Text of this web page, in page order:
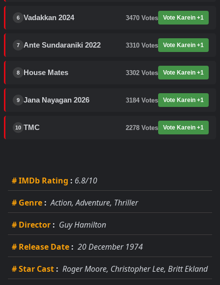
6 Vadakkan 2024 3470 Votes Vote Karein +1
7 Ante Sundaraniki 2022 3310 Votes Vote Karein +1
8 House Mates 3302 Votes Vote Karein +1
9 Jana Nayagan 2026 3184 Votes Vote Karein +1
10 TMC 2278 Votes Vote Karein +1
# IMDb Rating : 6.8/10
# Genre : Action, Adventure, Thriller
# Director : Guy Hamilton
# Release Date : 20 December 1974
# Star Cast : Roger Moore, Christopher Lee, Britt Ekland